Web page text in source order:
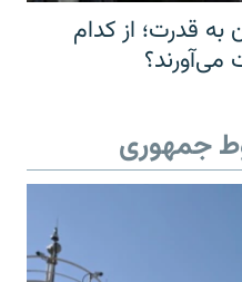
قدرت؛ از کدام
جمهوری